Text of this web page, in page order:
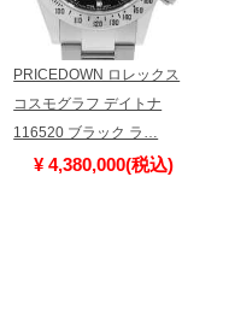
PRICEDOWN ロレックス
コスモグラフ デイトナ
116520 ブラック ラ…
¥ 4,380,000(税込)